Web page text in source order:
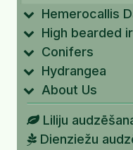
Hemerocallis
High bearded
Conifers
Hydrangea
About Us
Liliju
Dienziežu